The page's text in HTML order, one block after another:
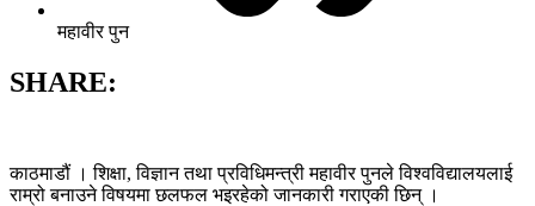
महावीर पुन
SHARE:
काठमाडौं । शिक्षा, विज्ञान तथा प्रविधिमन्त्री महावीर पुनले विश्वविद्यालयलाई
राम्रो बनाउने विषयमा छलफल भइरहेको जानकारी गराएकी छिन् ।